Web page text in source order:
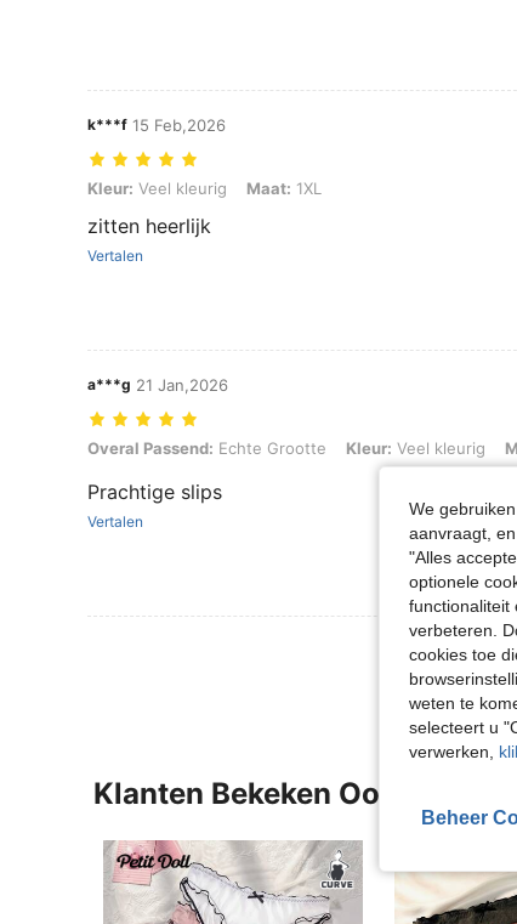
k***f 15 Feb,2026
Kleur: Veel kleurig, Maat: 1XL
Kleur: Veel kleurig Maat: 1XL
zitten heerlijk
Vertalen
a***g 21 Jan,2026
Overal Passend: Echte Grootte, Kleur: Veel kleurig, Maat: 1XL
Overal Passend: Echte Grootte Kleur: Veel kleurig
Prachtige slips
Vertalen
Meer
Klanten Bekeken Ook
We
aanvraagt,
"Alles
optionele
functionaliteit
verbeteren.
cookies toe
weten te
selecteert u
verwerken,
Beheer